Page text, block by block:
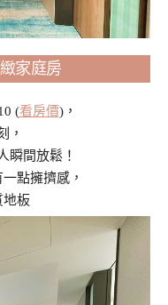
家庭房
(看房價)，
，
瞬間放鬆！
點擁擠感，
地板